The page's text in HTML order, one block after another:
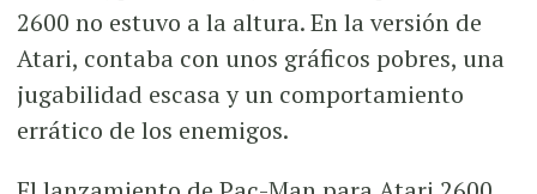
2600 no estuvo a la altura. En la versión de
Atari, contaba con unos gráficos pobres, una
jugabilidad escasa y un comportamiento
errático de los enemigos.